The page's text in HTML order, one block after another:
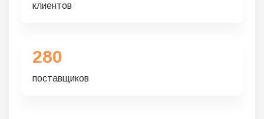
клиентов
280
поставщиков